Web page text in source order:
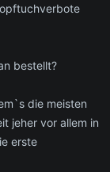
bestellt?
die meisten
jeher vor allem in
erste